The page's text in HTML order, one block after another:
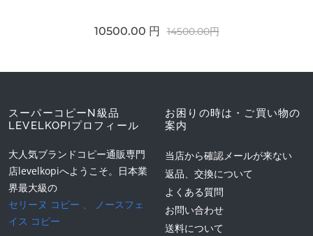
10500.00 円 14500.00円
スーパーコピーN級品
LEVELKOPIプロフィール
大人気ブランドコピー通販専門
店levelkopiへようこそ。日本業
界最大級の
セリーヌ コピー 、
ノースフェ
イス コピー
お困りの時は・ご買い物の
案内
当店から確認メールが来ない
返品、交換について
よくある質問
お問い合わせ
送料について